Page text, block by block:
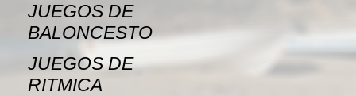
JUEGOS DE
BALONCESTO
JUEGOS DE
RITMICA